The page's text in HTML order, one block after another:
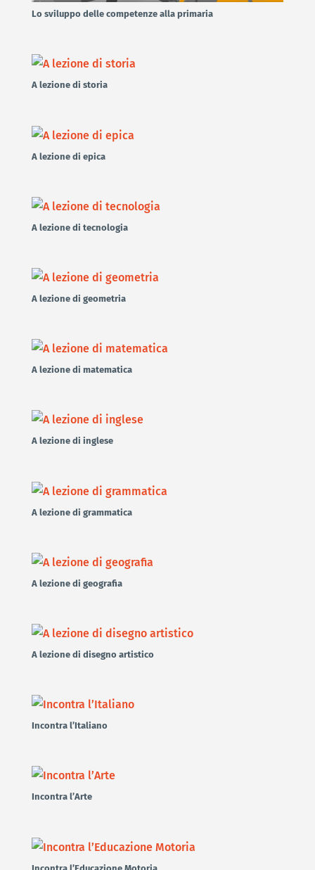
Lo sviluppo delle competenze alla primaria
A lezione di storia
A lezione di epica
A lezione di tecnologia
A lezione di geometria
A lezione di matematica
A lezione di inglese
A lezione di grammatica
A lezione di geografia
A lezione di disegno artistico
Incontra l’Italiano
Incontra l’Arte